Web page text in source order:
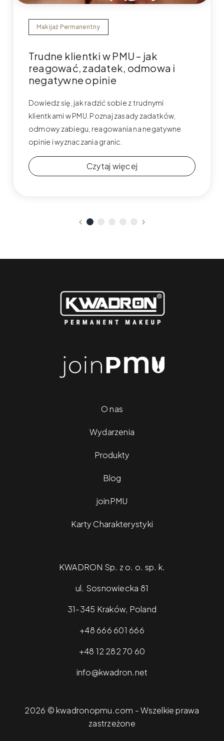
Makijaż Permanentny
Trudne klientki w PMU – jak
reagować, zadatek, odmowa i
negatywne opinie
Dowiedz się, jak radzić sobie z trudnymi
klientkami w PMU. Poznaj zasady zadatków,
odmowy zabiegu, reagowania na negatywne
opinie i wyznaczania granic.
Czytaj więcej
O nas
Wydarzenia
Produkty
Blog
joinPMU
Karty Charakterystyki
KWADRON Sp. z o. o. sp. k.
ul. Sosnowiecka 81
31-345 Kraków, Poland
+48 666 601 666
+48 12 282 70 60
info@kwadron.net
2026 © kwadronopmu.com - Wszelkie prawa
zastrzeżone